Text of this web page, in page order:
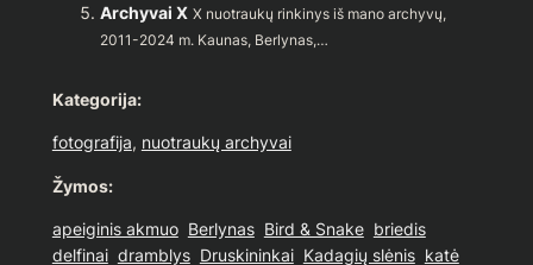
Archyvai X X nuotraukų rinkinys iš mano archyvų,
2011-2024 m. Kaunas, Berlynas,…
Kategorija:
fotografija, nuotraukų archyvai
Žymos:
apeiginis akmuo Berlynas Bird & Snake briedis
delfinai dramblys Druskininkai Kadagių slėnis katė